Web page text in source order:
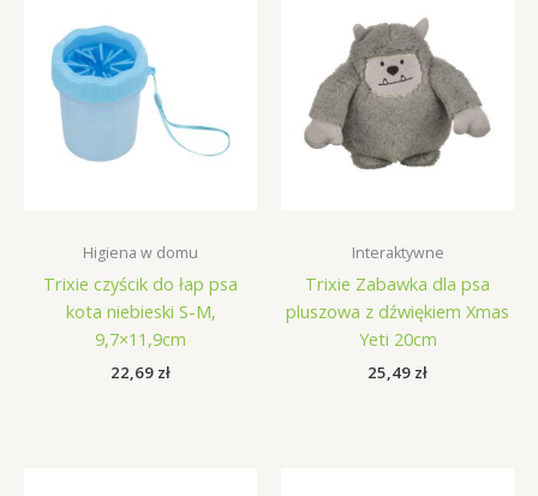
Higiena w domu
Trixie czyścik do łap psa
kota niebieski S-M,
9,7×11,9cm
22,69 zł
Interaktywne
Trixie Zabawka dla psa
pluszowa z dźwiękiem Xmas
Yeti 20cm
25,49 zł